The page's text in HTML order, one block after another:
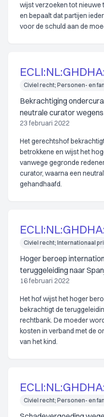
wijst verzoeken tot nieuwe
en bepaalt dat partijen
voor de schuld aan de
Civiel recht; Personen- en
Bekrachtiging
neutrale curator
23 februari 2022
Het gerechtshof
betrokkene en wijst het
vanwege gegronde
curator, waarna een
gehandhaafd.
Civiel recht; Internationaal
Hoger beroep
teruggeleiding naar
16 februari 2022
Het hof wijst het hoger
bekrachtigt de
rechtbank. De moeder
kosten in verband met de
van het kind.
Civiel recht; Personen- en